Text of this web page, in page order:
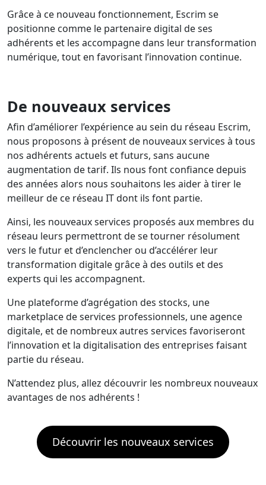
Grâce à ce nouveau fonctionnement, Escrim se
positionne comme le partenaire digital de ses
adhérents et les accompagne dans leur transformation
numérique, tout en favorisant l’innovation continue.
De nouveaux services
Afin d’améliorer l’expérience au sein du réseau Escrim,
nous proposons à présent de nouveaux services à tous
nos adhérents actuels et futurs, sans aucune
augmentation de tarif. Ils nous font confiance depuis
des années alors nous souhaitons les aider à tirer le
meilleur de ce réseau IT dont ils font partie.
Ainsi, les nouveaux services proposés aux membres du
réseau leurs permettront de se tourner résolument
vers le futur et d’enclencher ou d’accélérer leur
transformation digitale grâce à des outils et des
experts qui les accompagnent.
Une plateforme d’agrégation des stocks, une
marketplace de services professionnels, une agence
digitale, et de nombreux autres services favoriseront
l’innovation et la digitalisation des entreprises faisant
partie du réseau.
N’attendez plus, allez découvrir les nombreux nouveaux
avantages de nos adhérents !
Découvrir les nouveaux services